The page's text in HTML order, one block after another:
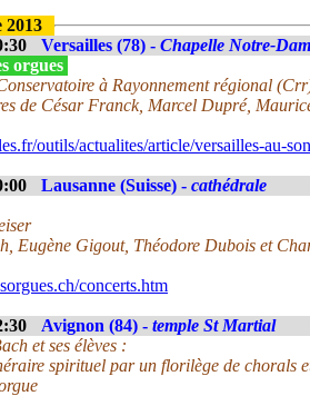
2013
Versailles (78) - Chapelle Notre-
orgues
à Rayonnement régional
de César Franck, Marcel Dupré,
outils/actualites/article/versailles-au-
Lausanne (Suisse) - cathédrale
Eugène Gigout, Théodore Dubois et
concerts.htm
Avignon (84) - temple St Martial
et ses élèves :
spirituel par un florilège de chorals